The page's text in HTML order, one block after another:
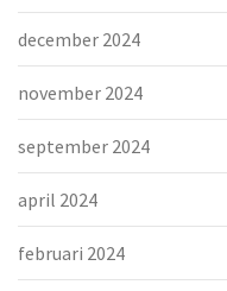
december 2024
november 2024
september 2024
april 2024
februari 2024